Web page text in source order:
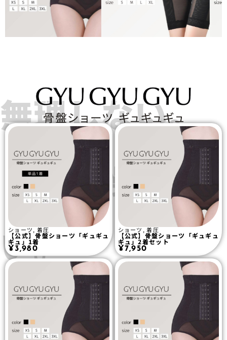
ショーツ,着圧
【公式】骨盤ショーツ「ギュギュ
ギュ」1着
¥3,980
ショーツ,着圧
【公式】骨盤ショーツ「ギュギュ
ギュ」2着セット
¥7,950
無理しない。
我慢しな
い。